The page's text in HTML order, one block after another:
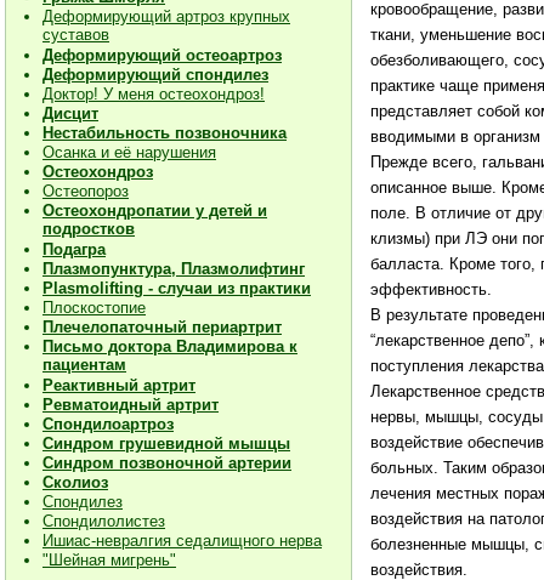
Деформирующий артроз крупных
суставов
Деформирующий остеоартроз
Деформирующий спондилез
Доктор! У меня остеохондроз!
Дисцит
Нестабильность позвоночника
Осанка и её нарушения
Остеохондроз
Остеопороз
Остеохондропатии у детей и
подростков
Подагра
Плазмопунктура, Плазмолифтинг
Plasmolifting - случаи из практики
Плоскостопие
Плечелопаточный периартрит
Письмо доктора Владимирова к
пациентам
Реактивный артрит
Ревматоидный артрит
Спондилоартроз
Синдром грушевидной мышцы
Синдром позвоночной артерии
Сколиоз
Спондилез
Спондилолистез
Ишиас-невралгия седалищного нерва
"Шейная мигрень"
кровообращение,
ткани, уменьшение
обезболивающего,
практике чаще
представляет собой
вводимыми в организм
Прежде всего,
описанное выше.
поле. В отличие от
клизмы) при ЛЭ они
балласта. Кроме того,
эффективность.
В результате
“лекарственное
поступления
Лекарственное
нервы, мышцы, сосуды,
воздействие
больных. Таким
лечения местных
воздействия на
болезненные мышцы,
воздействия.